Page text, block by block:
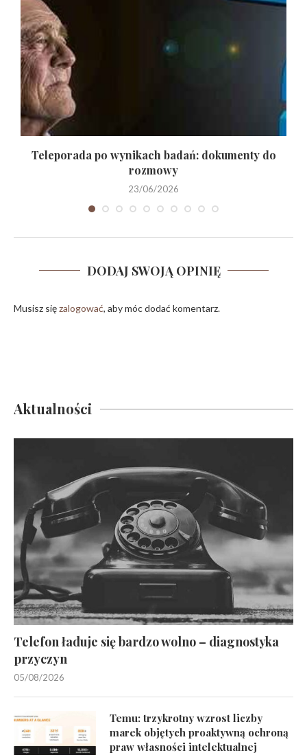
Teleporada po wynikach badań: dokumenty do
rozmowy
23/06/2026
DODAJ SWOJĄ OPINIĘ
Musisz sięzalogować, aby móc dodać komentarz.
Aktualności
Telefon ładuje się bardzo wolno – diagnostyka
przyczyn
05/08/2026
Temu: trzykrotny wzrost liczby
marek objętych proaktywną ochroną
praw własności intelektualnej